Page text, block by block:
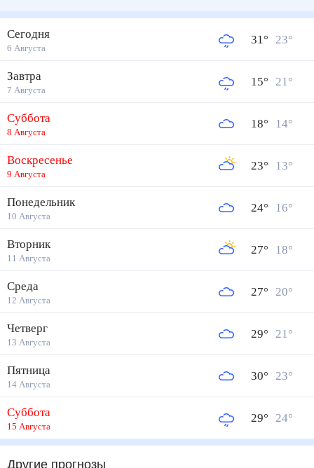
Сегодня
6 Августа
31° 23°
Завтра
7 Августа
15° 21°
Суббота
8 Августа
18° 14°
Воскресенье
9 Августа
23° 13°
Понедельник
10 Августа
24° 16°
Вторник
11 Августа
27° 18°
Среда
12 Августа
27° 20°
Четверг
13 Августа
29° 21°
Пятница
14 Августа
30° 23°
Суббота
15 Августа
29° 24°
Другие прогнозы